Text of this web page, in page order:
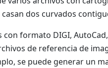
dos curvados
formato DIGI,
de referencia de
se puede generar un